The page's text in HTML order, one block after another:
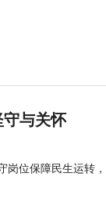
与关怀
岗位保障民生运转